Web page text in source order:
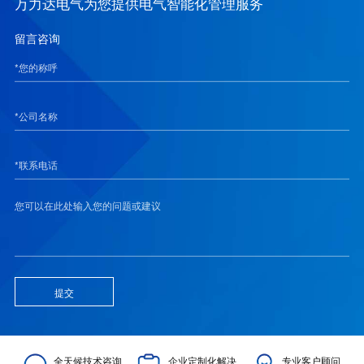
留言咨询
提交
全天候技术咨询 企业定制化解决 专业客户顾问